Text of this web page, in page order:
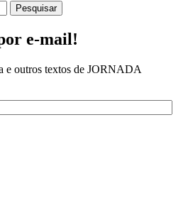
e-mail!
e outros textos de JORNADA